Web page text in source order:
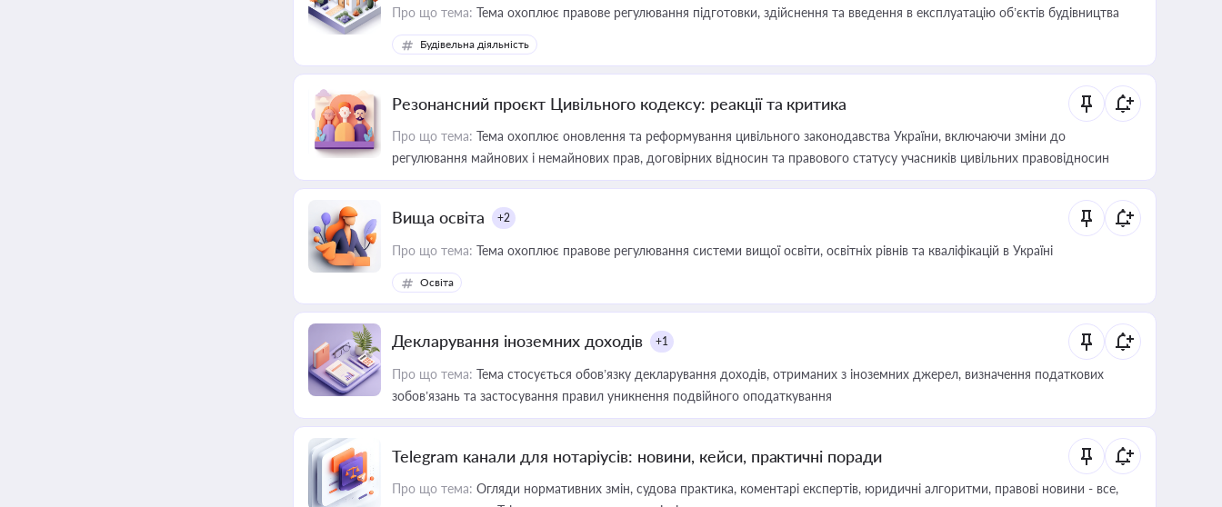
Про що тема: Тема охоплює правове регулювання підготовки, здійснення та введення в експлуатацію об’єктів будівництва
Будівельна діяльність
Резонансний проєкт Цивільного кодексу: реакції та критика
Про що тема: Тема охоплює оновлення та реформування цивільного законодавства України, включаючи зміни до
регулювання майнових і немайнових прав, договірних відносин та правового статусу учасників цивільних правовідносин
Вища освіта +2
Про що тема: Тема охоплює правове регулювання системи вищої освіти, освітніх рівнів та кваліфікацій в Україні
Освіта
Декларування іноземних доходів +1
Про що тема: Тема стосується обов’язку декларування доходів, отриманих з іноземних джерел, визначення податкових
зобов’язань та застосування правил уникнення подвійного оподаткування
Telegram канали для нотаріусів: новини, кейси, практичні поради
Про що тема: Огляди нормативних змін, судова практика, коментарі експертів, юридичні алгоритми, правові новини - все,